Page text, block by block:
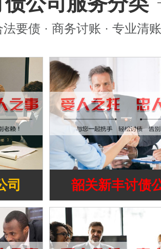
要债 · 商务讨账 · 专业清账
司 韶关新丰讨债